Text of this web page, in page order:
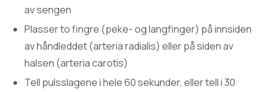
av sengen
Plasser to fingre (peke- og langfinger) på innsiden
av håndleddet (arteria radialis) eller på siden av
halsen (arteria carotis)
Tell pulsslagene i hele 60 sekunder, eller tell i 30